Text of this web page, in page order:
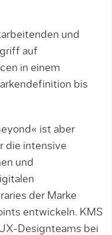
und
auf
in einem
bis
ist aber
die intensive
und
der Marke
entwickeln. KMS
Designteams bei